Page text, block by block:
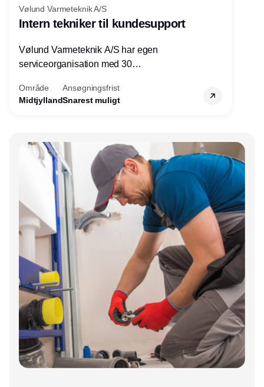
Vølund Varmeteknik A/S
Intern tekniker til kundesupport
Vølund Varmeteknik A/S har egen
serviceorganisation med 30
søger nu endnu en teknisk kollega - denne
gang til kundesupport på kontoret i Herning.
Område
Midtjylland
Ansøgningsfrist
Snarest muligt
Annonce